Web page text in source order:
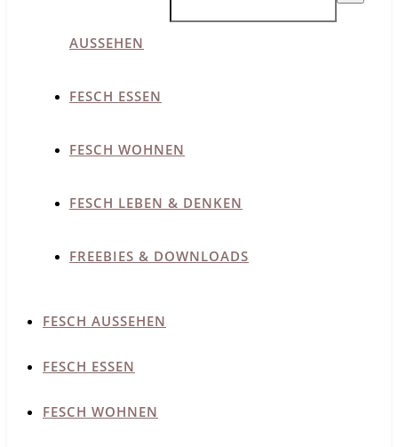
AUSSEHEN
FESCH ESSEN
FESCH WOHNEN
FESCH LEBEN & DENKEN
FREEBIES & DOWNLOADS
FESCH AUSSEHEN
FESCH ESSEN
FESCH WOHNEN